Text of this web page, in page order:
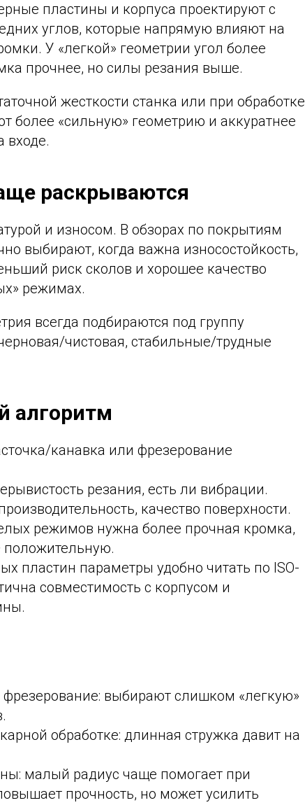
пластины и корпуса проектируют с
углов, которые напрямую влияют на
У «легкой» геометрии угол более
прочнее, но силы резания выше.
жесткости станка или при обработке
«сильную» геометрию и аккуратнее
входе.
раскрываются
и износом. В обзорах по покрытиям
выбирают, когда важна износостойкость,
риск сколов и хорошее качество
режимах.
всегда подбираются под группу
чистовая, стабильные/трудные
алгоритм
канавка или фрезерование
резания, есть ли вибрации.
качество поверхности.
режимов нужна более прочная кромка,
положительную.
пластин параметры удобно читать по ISO-
совместимость с корпусом и
фрезерование: выбирают слишком «легкую»
обработке: длинная стружка давит на
малый радиус чаще помогает при
прочность, но может усилить